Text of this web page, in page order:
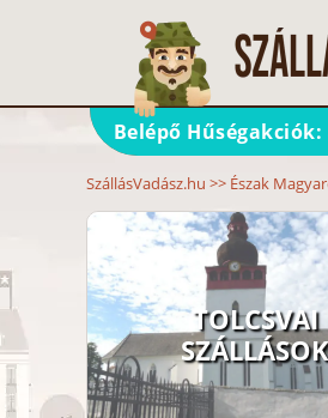
Belépő Hűségakciók:
SzállásVadász.hu >> Észak
TOLCSVAI
SZÁLLÁSOK